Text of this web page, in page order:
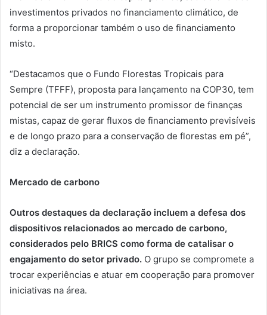
investimentos privados no financiamento climático, de
forma a proporcionar também o uso de financiamento
misto.
“Destacamos que o Fundo Florestas Tropicais para
Sempre (TFFF), proposta para lançamento na COP30, tem
potencial de ser um instrumento promissor de finanças
mistas, capaz de gerar fluxos de financiamento previsíveis
e de longo prazo para a conservação de florestas em pé”,
diz a declaração.
Mercado de carbono
Outros destaques da declaração incluem a defesa dos
dispositivos relacionados ao mercado de carbono,
considerados pelo BRICS como forma de catalisar o
engajamento do setor privado. O grupo se compromete a
trocar experiências e atuar em cooperação para promover
iniciativas na área.